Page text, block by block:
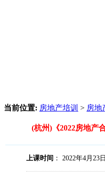
当前位置: 房地产培训 > 房地
(杭州)《2022房地产
上课时间 ： 2022年4月23日